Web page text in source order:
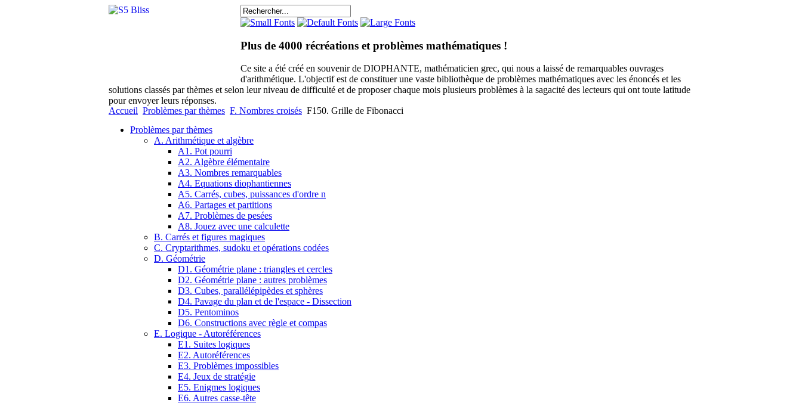
Plus de 4000 récréations et problèmes mathématiques !
Ce site a été créé en souvenir de DIOPHANTE, mathématicien grec, qui nous a laissé de remarquables ouvrages
d'arithmétique. L'objectif est de constituer une vaste bibliothèque de problèmes mathématiques avec les énoncés et les
solutions classés par thèmes et selon leur niveau de difficulté et de proposer chaque mois plusieurs problèmes à la sagacité des lecteurs qui ont toute latitude
pour envoyer leurs réponses.
Accueil Problèmes par thèmes F. Nombres croisés F150. Grille de Fibonacci
Problèmes par thèmes
A. Arithmétique et algèbre
A1. Pot pourri
A2. Algèbre élémentaire
A3. Nombres remarquables
A4. Equations diophantiennes
A5. Carrés, cubes, puissances d'ordre n
A6. Partages et partitions
A7. Problèmes de pesées
A8. Jouez avec une calculette
B. Carrés et figures magiques
C. Cryptarithmes, sudoku et opérations codées
D. Géométrie
D1. Géométrie plane : triangles et cercles
D2. Géométrie plane : autres problèmes
D3. Cubes, parallélépipèdes et sphères
D4. Pavage du plan et de l'espace - Dissection
D5. Pentominos
D6. Constructions avec règle et compas
E. Logique - Autoréférences
E1. Suites logiques
E2. Autoréférences
E3. Problèmes impossibles
E4. Jeux de stratégie
E5. Enigmes logiques
E6. Autres casse-tête